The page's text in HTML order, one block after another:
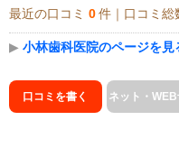
最近の口コミ 0 件｜口コミ総
▶ 小林歯科医院のページを見
口コミを書く ネット・